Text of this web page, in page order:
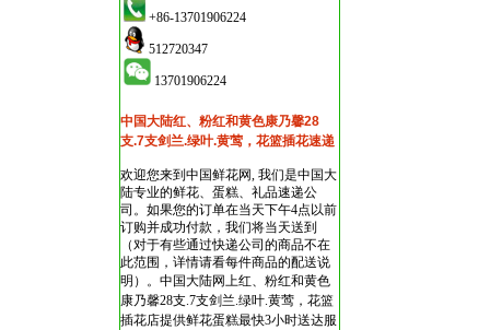
+86-13701906224
512720347
13701906224
中国大陆红、粉红和黄色康乃馨28
支.7支剑兰.绿叶.黄莺，花篮插花速递
欢迎您来到中国鲜花网, 我们是中国大
陆专业的鲜花、蛋糕、礼品速递公
司。如果您的订单在当天下午4点以前
订购并成功付款，我们将当天送到
（对于有些通过快递公司的商品不在
此范围，详情请看每件商品的配送说
明）。 中国大陆网上红、粉红和黄色
康乃馨28支.7支剑兰.绿叶.黄莺，花篮
插花店提供鲜花蛋糕最快3小时送达服